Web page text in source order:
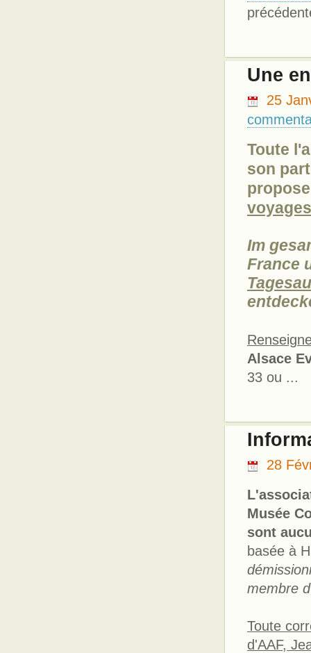
Une
25
Toute
son
voyages
Im
France
Alsace
33 ou ...
28
Musée
sont
basée à
membre
Toute
d'AAF,